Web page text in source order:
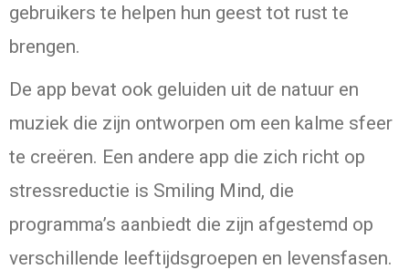
gebruikers te helpen hun geest tot rust te
brengen.
De app bevat ook geluiden uit de natuur en
muziek die zijn ontworpen om een kalme sfeer
te creëren. Een andere app die zich richt op
stressreductie is Smiling Mind, die
programma’s aanbiedt die zijn afgestemd op
verschillende leeftijdsgroepen en levensfasen.